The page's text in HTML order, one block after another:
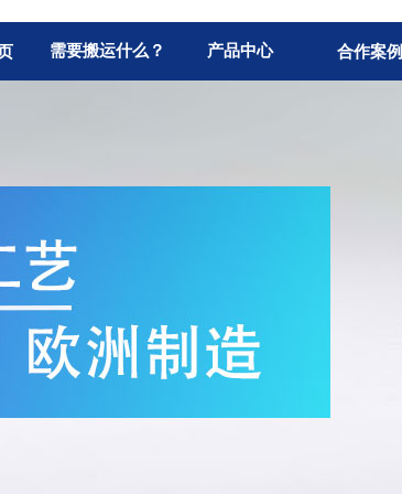
需要搬运什么？ 产品中心 合作案例